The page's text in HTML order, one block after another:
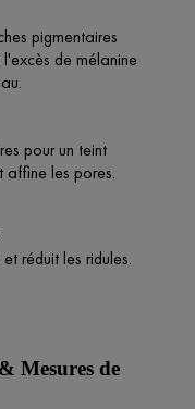
pigmentaires
de mélanine
pour un teint
les pores.
réduit les ridules.
Mesures de